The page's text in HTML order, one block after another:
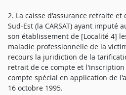
2. La caisse d'assurance retraite
Sud-Est (la CARSAT) ayant imputé
son établissement de [Localité 4]
maladie professionnelle de la
recours la juridiction de la
retrait de ce compte et l'inscription
compte spécial en application de
16 octobre 1995.